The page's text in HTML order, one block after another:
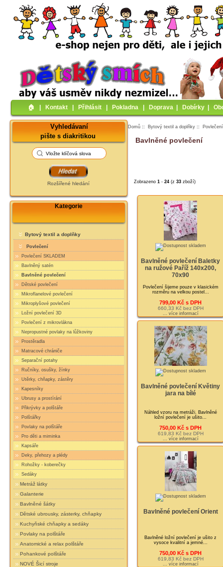
🏠︎ Kontakt Přihlásit Pokladna Doprava Dobírky
Vyhledávaní
pište s diakritikou
Rozšířené hledání
Kategorie
Bytový textil a doplňky
Povlečení
Povlečení SKLADEM
Bavlněný satén
Bavlněné povlečení
Dětské povlečení
Mikroflanelové povlečení
Mikroplyšové povlečení
Ložní povlečení 3D
Povlečení z mikrovlákna
Nepropustné povlaky na lůžkoviny
Prostěradla
Matracové chrániče
Separační potahy
Ručníky, osušky, žínky
Utěrky, chňapky, zástěry
Kapesníky
Ubrusy a prostírání
Přikrývky a polštáře
Polštářky
Povlaky na polštáře
Pro děti a miminka
Kapsáře
Deky, přehozy a plédy
Rohožky - koberečky
Sedáky
Metráž látky
Galanterie
Bavlněné šátky
Dětské ubrousky, zásterky, chňapky
Kuchyňské chňapky a sedáky
Povlaky na polštáře
Anatomické a relax polštáře
Pohankové polštáře
NOVÉ Šicí stroje
Domů :: Bytový textil a doplňky :: Povlečení
Bavlněné povlečení
Zobrazeno 1 - 24(z 33zboží)
Bavlněné povlečení Baletky
na ružové Paříž 140x200,
70x90
Povlečení šijeme pouze v klasickém
rozměru na velkou postel...
799,00 Kč s DPH
660,33 Kč bez DPH
... více informací
Bavlněné povlečení Květiny
jara na bílé
Náhled vzoru na metráži. Bavlněné
ložní povlečení je ušito...
750,00 Kč s DPH
619,83 Kč bez DPH
... více informací
Bavlněné povlečení Orient
Bavlněné ložní povlečení je ušito z
vysoce kvalitní a jemné...
750,00 Kč s DPH
619,83 Kč bez DPH
... více informací